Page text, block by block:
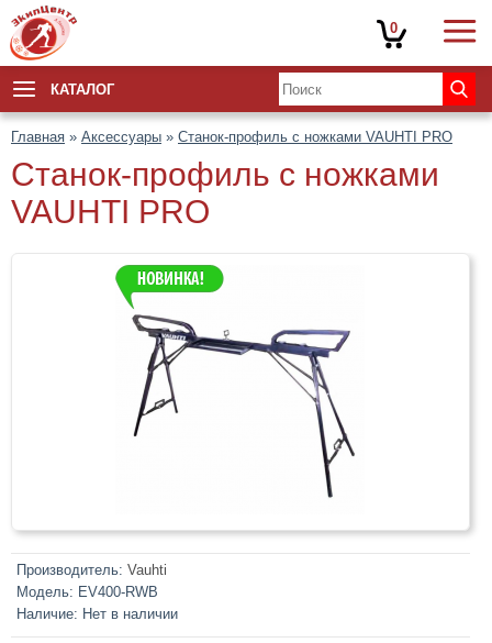
КАТАЛОГ
Главная » Аксессуары » Станок-профиль с ножками VAUHTI PRO
Станок-профиль с ножками
VAUHTI PRO
Производитель: Vauhti
Модель: EV400-RWB
Наличие: Нет в наличии
0